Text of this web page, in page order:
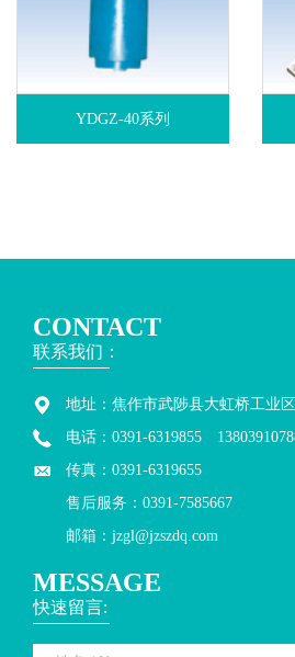
YDGZ-40系列
CONTACT
联系我们：
地址：焦作市武陟县大虹桥工业区
电话：0391-6319855
传真：0391-6319655
售后服务：0391-7585667
邮箱：jzgl@jzszdq.com
MESSAGE
快速留言: